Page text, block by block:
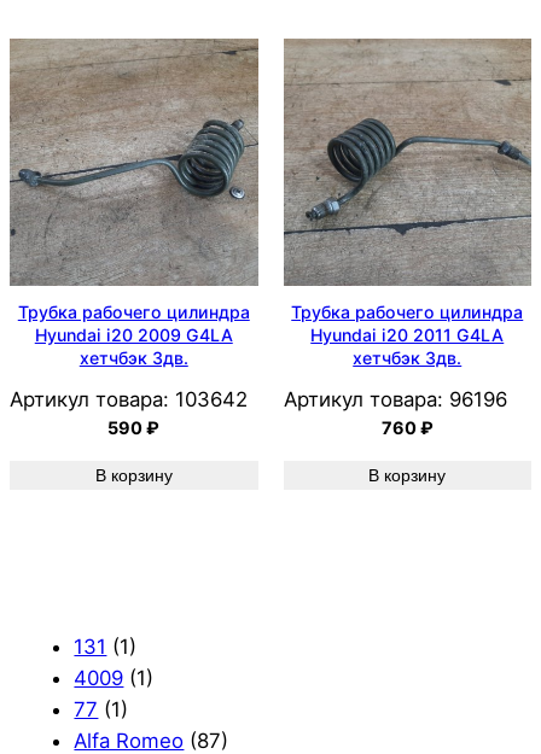
Трубка рабочего цилиндра
Hyundai i20 2009 G4LA
хетчбэк 3дв.
Артикул товара: 103642
590₽
В корзину
Трубка рабочего цилиндра
Hyundai i20 2011 G4LA
хетчбэк 3дв.
Артикул товара: 96196
760₽
В корзину
131 (1)
4009 (1)
77 (1)
Alfa Romeo (87)